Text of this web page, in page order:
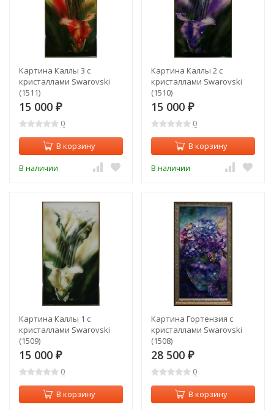
Картина Каллы 3 с
кристаллами Swarovski
(1511)
15 000 ₽
0
В корзину
В наличии
Картина Каллы 2 с
кристаллами Swarovski
(1510)
15 000 ₽
0
В корзину
В наличии
Картина Каллы 1 с
кристаллами Swarovski
(1509)
15 000 ₽
0
В корзину
Картина Гортензия с
кристаллами Swarovski
(1508)
28 500 ₽
0
В корзину